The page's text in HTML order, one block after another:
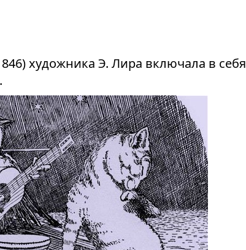
художника Э. Лира включала в себя